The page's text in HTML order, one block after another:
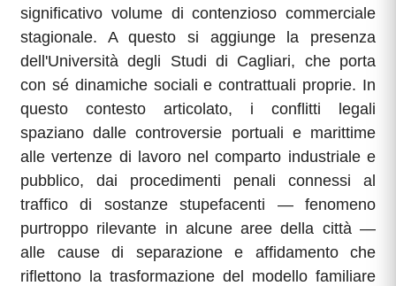
significativo volume di contenzioso commerciale
stagionale. A questo si aggiunge la presenza
dell'Università degli Studi di Cagliari, che porta
con sé dinamiche sociali e contrattuali proprie. In
questo contesto articolato, i conflitti legali
spaziano dalle controversie portuali e marittime
alle vertenze di lavoro nel comparto industriale e
pubblico, dai procedimenti penali connessi al
traffico di sostanze stupefacenti — fenomeno
purtroppo rilevante in alcune aree della città —
alle cause di separazione e affidamento che
riflettono la trasformazione del modello familiare